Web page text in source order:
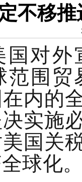
不移
对外
范围
内的
实施
国关
球化